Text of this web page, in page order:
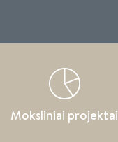
Moksliniai projektai